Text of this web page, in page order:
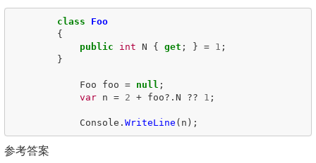
class
Foo
{
public
int N { get ; } = 1 ;
}
Foo foo = null ;
var
n = 2 + foo?. N ?? 1 ;
Console . WriteLine ( n );
参考答案